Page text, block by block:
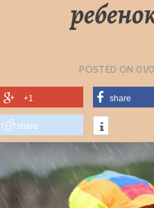
POSTED ON 01/
+1 share
share